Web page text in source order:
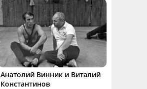
Анатолий Винник и Виталий
Константинов